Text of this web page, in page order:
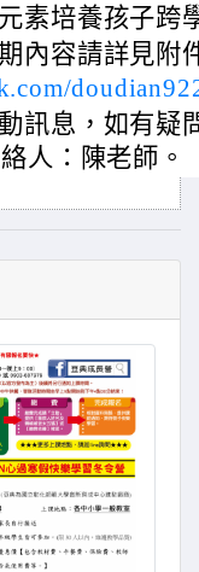
素培養孩子跨
內容請詳見附
訊息，如有疑
絡人：陳老師